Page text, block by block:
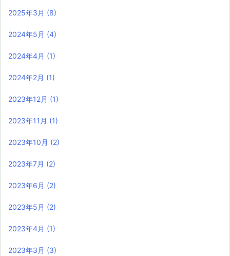
2025年3月 (8)
2024年5月 (4)
2024年4月 (1)
2024年2月 (1)
2023年12月 (1)
2023年11月 (1)
2023年10月 (2)
2023年7月 (2)
2023年6月 (2)
2023年5月 (2)
2023年4月 (1)
2023年3月 (3)